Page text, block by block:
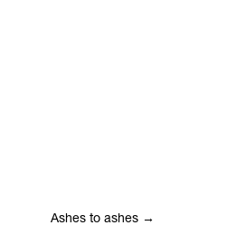
Ashes to ashes →